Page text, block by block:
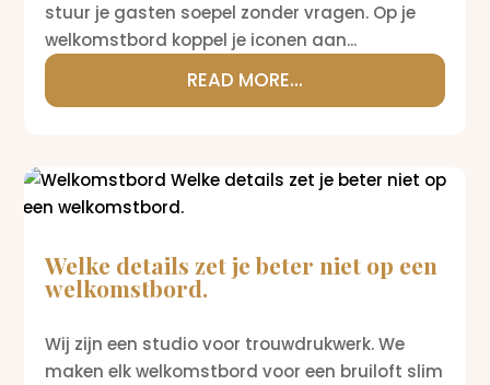
stuur je gasten soepel zonder vragen. Op je
welkomstbord koppel je iconen aan...
READ MORE...
Welke details zet je beter niet op een
welkomstbord.
Wij zijn een studio voor trouwdrukwerk. We
maken elk welkomstbord voor een bruiloft slim